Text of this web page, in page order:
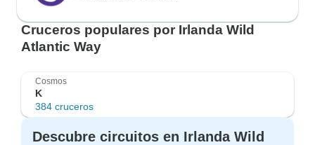
Cruceros populares por Irlanda Wild
Atlantic Way
Cosmos
K
384 cruceros
Descubre circuitos en Irlanda Wild